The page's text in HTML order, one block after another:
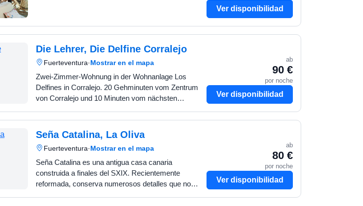
Ver disponibilidad
Die Lehrer, Die Delfine Corralejo
Fuerteventura·Mostrar en el mapa
Zwei-Zimmer-Wohnung in der Wohnanlage Los
Delfines in Corralejo. 20 Gehminuten vom Zentrum
von Corralejo und 10 Minuten vom nächsten
ganzjährig sonnigen Innenhof m…
ab
90 €
por noche
Ver disponibilidad
Seña Catalina, La Oliva
Fuerteventura·Mostrar en el mapa
Seña Catalina es una antigua casa canaria
construida a finales del SXIX. Recientemente
reformada, conserva numerosos detalles que nos
ab
80 €
por noche
Ver disponibilidad